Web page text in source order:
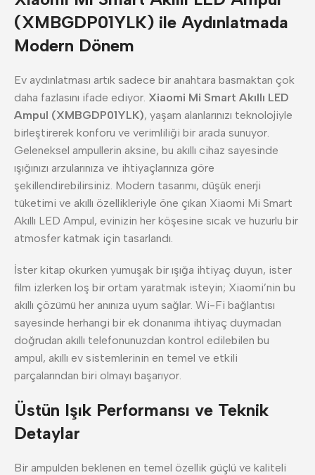
(XMBGDP01YLK) ile Aydınlatmada
Modern Dönem
Ev aydınlatması artık sadece bir anahtara basmaktan çok
daha fazlasını ifade ediyor. Xiaomi Mi Smart Akıllı LED
Ampul (XMBGDP01YLK), yaşam alanlarınızı teknolojiyle
birleştirerek konforu ve verimliliği bir arada sunuyor.
Geleneksel ampullerin aksine, bu akıllı cihaz sayesinde
ışığınızı arzularınıza ve ihtiyaçlarınıza göre
şekillendirebilirsiniz. Modern tasarımı, düşük enerji
tüketimi ve akıllı özellikleriyle öne çıkan Xiaomi Mi Smart
Akıllı LED Ampul, evinizin her köşesine sıcak ve huzurlu bir
atmosfer katmak için tasarlandı.
İster kitap okurken yumuşak bir ışığa ihtiyaç duyun, ister
film izlerken loş bir ortam yaratmak isteyin; Xiaomi’nin bu
akıllı çözümü her anınıza uyum sağlar. Wi-Fi bağlantısı
sayesinde herhangi bir ek donanıma ihtiyaç duymadan
doğrudan akıllı telefonunuzdan kontrol edilebilen bu
ampul, akıllı ev sistemlerinin en temel ve etkili
parçalarından biri olmayı başarıyor.
Üstün Işık Performansı ve Teknik
Detaylar
Bir ampulden beklenen en temel özellik güçlü ve kaliteli